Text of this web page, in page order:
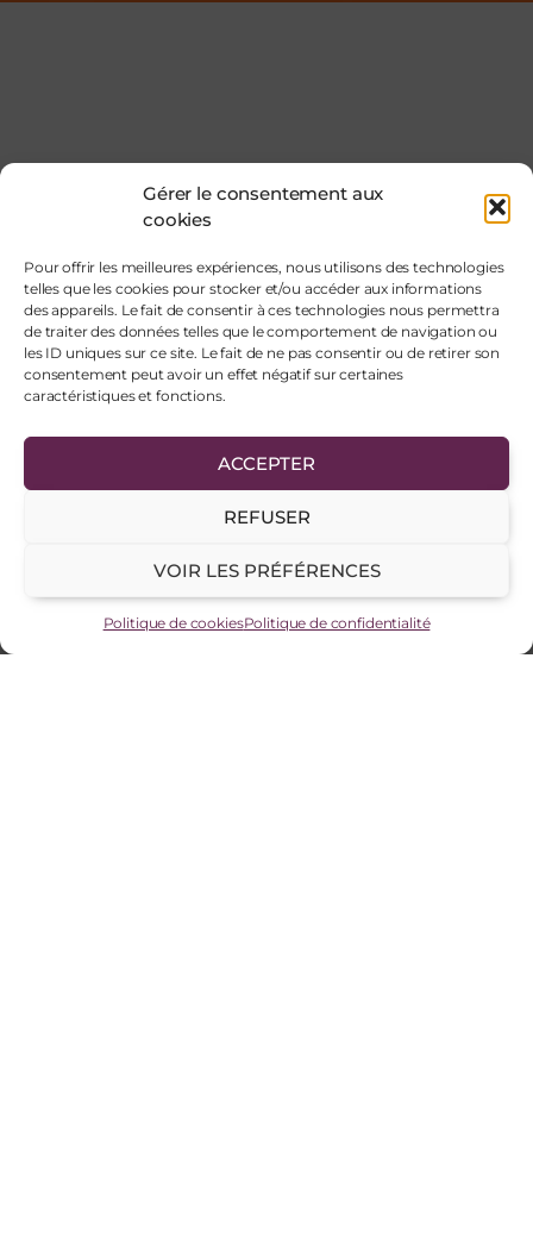
Gérer le consentement aux
cookies
Pour offrir les meilleures expériences, nous utilisons des technologies
telles que les cookies pour stocker et/ou accéder aux informations
des appareils. Le fait de consentir à ces technologies nous permettra
de traiter des données telles que le comportement de navigation ou
les ID uniques sur ce site. Le fait de ne pas consentir ou de retirer son
consentement peut avoir un effet négatif sur certaines
caractéristiques et fonctions.
ACCEPTER
REFUSER
VOIR LES PRÉFÉRENCES
Politique de cookiesPolitique de confidentialité